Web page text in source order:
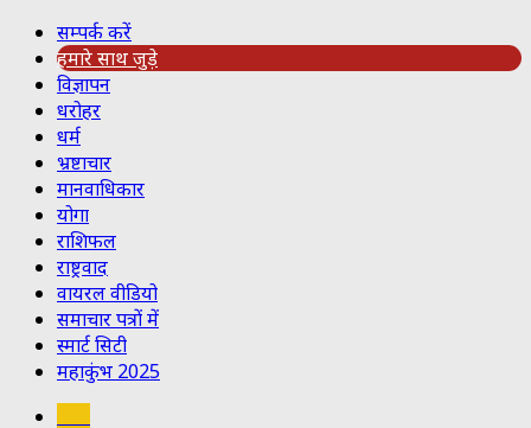
सम्पर्क करें
हमारे साथ जुड़े
विज्ञापन
धरोहर
धर्म
भ्रष्टाचार
मानवाधिकार
योगा
राशिफल
राष्ट्रवाद
वायरल वीडियो
समाचार पत्रों में
स्मार्ट सिटी
महाकुंभ 2025